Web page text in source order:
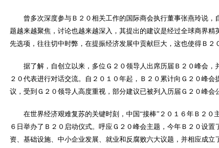
曾多次深度参与Ｂ２０相关工作的国际商会执行董事张燕玲说，
题越来越聚焦，讨论也越来越深入，其提出的建议是经过全球商界精
先选项，往往切中时弊，在提振经济发展中贡献巨大，这也使得Ｂ２
据了解，自创立以来，多位Ｇ２０领导人出席历届Ｂ２０峰会，
２０代表进行对话交流。自２０１０年起，Ｂ２０累计向Ｇ２０峰会
议，受到Ｇ２０领导人高度重视，部分建议已被列入历届Ｇ２０峰会
在世界经济艰难复苏的关键时刻，中国“接棒”２０１６年Ｂ２０
６日举办了Ｂ２０启动仪式。呼应Ｇ２０峰会主题，今年Ｂ２０设置
资、基础设施、中小企业发展、就业和反腐败六大议题，并相应成立